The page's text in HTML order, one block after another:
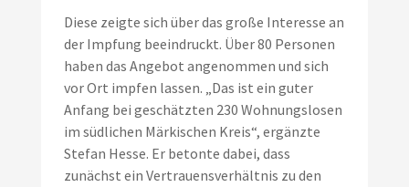
Diese zeigte sich über das große Interesse an
der Impfung beeindruckt. Über 80 Personen
haben das Angebot angenommen und sich
vor Ort impfen lassen. „Das ist ein guter
Anfang bei geschätzten 230 Wohnungslosen
im südlichen Märkischen Kreis“, ergänzte
Stefan Hesse. Er betonte dabei, dass
zunächst ein Vertrauensverhältnis zu den